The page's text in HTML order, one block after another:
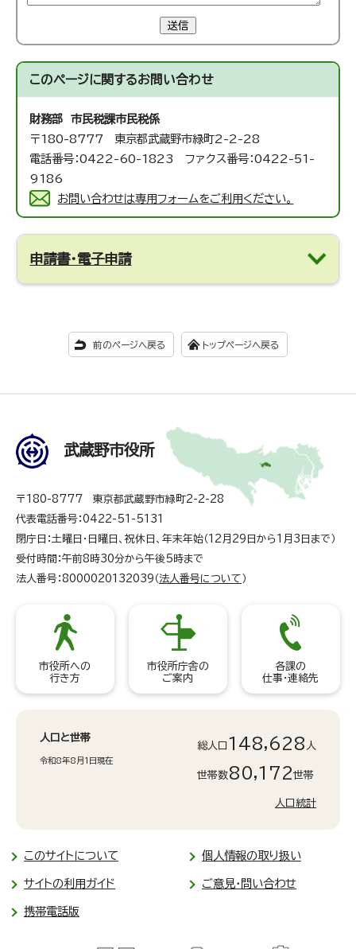
送信
このページに関するお問い合わせ
財務部 市民税課市民税係
〒180-8777 東京都武蔵野市緑町2-2-28
電話番号：0422-60-1823 ファクス番号：0422-51-
9186
お問い合わせは専用フォームをご利用ください。
申請書・電子申請
前のページへ戻る トップページへ戻る
武蔵野市役所
〒180-8777 東京都武蔵野市緑町2-2-28
代表電話番号：0422-51-5131
閉庁日：土曜日・日曜日、祝休日、年末年始（12月29日から1月3日まで）
受付時間：午前8時30分から午後5時まで
法人番号：8000020132039（ 法人番号について ）
市役所への
行き方
市役所庁舎の
ご案内
各課の
仕事・連絡先
人口と世帯
令和8年8月1日現在
総人口 148,628 人
世帯数80,172世帯
人口統計
このサイトについて 個人情報の取り扱い
サイトの利用ガイド ご意見・問い合わせ
携帯電話版